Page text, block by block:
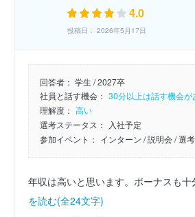
4.0
投稿日： 2026年5月17日
回答者： 学生 / 2027卒
社員と話す機会： 30分以上は話す機会が
理解度： 高い
選考ステータス：
入社予定
参加イベント： インターン / 説明会/ 選考
年収は高いと思います。ボーナスも十
を読む(全24文字)